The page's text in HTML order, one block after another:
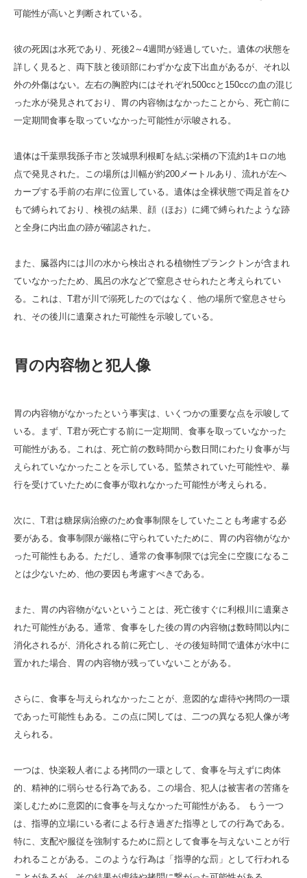
可能性が高いと判断されている。
彼の死因は水死であり、死後2～4週間が経過していた。遺体の状態を
詳しく見ると、両下肢と後頭部にわずかな皮下出血があるが、それ以
外の外傷はない。左右の胸腔内にはそれぞれ500ccと150ccの血の混じ
った水が発見されており、胃の内容物はなかったことから、死亡前に
一定期間食事を取っていなかった可能性が示唆される。
遺体は千葉県我孫子市と茨城県利根町を結ぶ栄橋の下流約1キロの地
点で発見された。この場所は川幅が約200メートルあり、流れが左へ
カーブする手前の右岸に位置している。遺体は全裸状態で両足首をひ
もで縛られており、検視の結果、顔（ほお）に縄で縛られたような跡
と全身に内出血の跡が確認された。
また、臓器内には川の水から検出される植物性プランクトンが含まれ
ていなかったため、風呂の水などで窒息させられたと考えられてい
る。これは、T君が川で溺死したのではなく、他の場所で窒息させら
れ、その後川に遺棄された可能性を示唆している。
胃の内容物と犯人像
胃の内容物がなかったという事実は、いくつかの重要な点を示唆して
いる。まず、T君が死亡する前に一定期間、食事を取っていなかった
可能性がある。これは、死亡前の数時間から数日間にわたり食事が与
えられていなかったことを示している。監禁されていた可能性や、暴
行を受けていたために食事が取れなかった可能性が考えられる。
次に、T君は糖尿病治療のため食事制限をしていたことも考慮する必
要がある。食事制限が厳格に守られていたために、胃の内容物がなか
った可能性もある。ただし、通常の食事制限では完全に空腹になるこ
とは少ないため、他の要因も考慮すべきである。
また、胃の内容物がないということは、死亡後すぐに利根川に遺棄さ
れた可能性がある。通常、食事をした後の胃の内容物は数時間以内に
消化されるが、消化される前に死亡し、その後短時間で遺体が水中に
置かれた場合、胃の内容物が残っていないことがある。
さらに、食事を与えられなかったことが、意図的な虐待や拷問の一環
であった可能性もある。この点に関しては、二つの異なる犯人像が考
えられる。
一つは、快楽殺人者による拷問の一環として、食事を与えずに肉体
的、精神的に弱らせる行為である。この場合、犯人は被害者の苦痛を
楽しむために意図的に食事を与えなかった可能性がある。 もう一つ
は、指導的立場にいる者による行き過ぎた指導としての行為である。
特に、支配や服従を強制するために罰として食事を与えないことが行
われることがある。このような行為は「指導的な罰」として行われる